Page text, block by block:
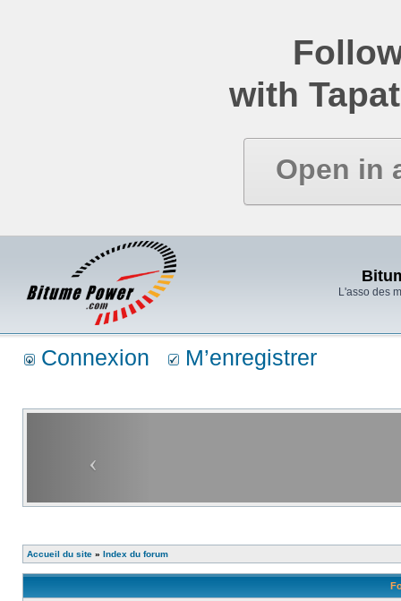
with
Open in
L'asso des
Connexion M’enregistrer
Accueil du site » Index du forum